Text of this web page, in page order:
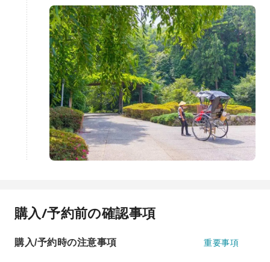
購入/予約前の確認事項
購入/予約時の注意事項 重要事項